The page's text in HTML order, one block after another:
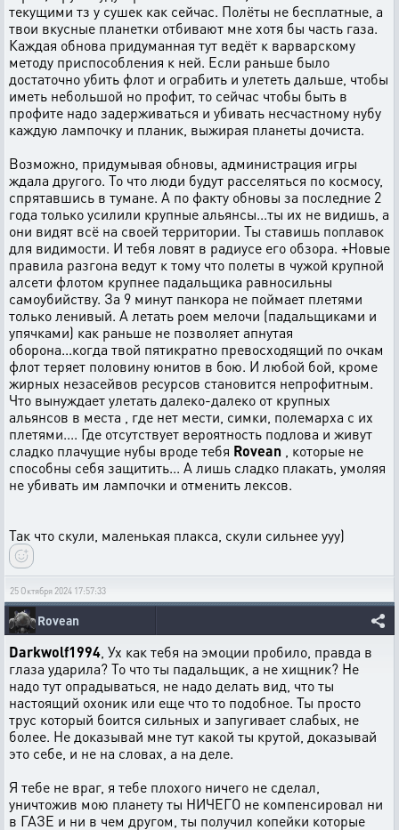
текущими тз у сушек как сейчас. Полёты не бесплатные, а
твои вкусные планетки отбивают мне хотя бы часть газа.
Каждая обнова придуманная тут ведёт к варварскому
методу приспособления к ней. Если раньше было
достаточно убить флот и ограбить и улететь дальше, чтобы
иметь небольшой но профит, то сейчас чтобы быть в
профите надо задерживаться и убивать несчастному нубу
каждую лампочку и планик, выжирая планеты дочиста.
Возможно, придумывая обновы, администрация игры
ждала другого. То что люди будут расселяться по космосу,
спрятавшись в тумане. А по факту обновы за последние 2
года только усилили крупные альянсы...ты их не видишь, а
они видят всё на своей территории. Ты ставишь поплавок
для видимости. И тебя ловят в радиусе его обзора. +Новые
правила разгона ведут к тому что полеты в чужой крупной
алсети флотом крупнее падальщика равносильны
самоубийству. За 9 минут панкора не поймает плетями
только ленивый. А летать роем мелочи (падальщиками и
упячками) как раньше не позволяет апнутая
оборона...когда твой пятикратно превосходящий по очкам
флот теряет половину юнитов в бою. И любой бой, кроме
жирных незасейвов ресурсов становится непрофитным.
Что вынуждает улетать далеко-далеко от крупных
альянсов в места , где нет мести, симки, полемарха с их
плетями.... Где отсутствует вероятность подлова и живут
сладко плачущие нубы вроде тебя Rovean
, которые не
способны себя защитить... А лишь сладко плакать, умоляя
не убивать им лампочки и отменить лексов.
Так что скули, маленькая плакса, скули сильнее ууу)
25 Октября 2024 17:57:33
Rovean
Darkwolf1994 , Ух как тебя на эмоции пробило, правда в
глаза ударила? То что ты падальщик, а не хищник? Не
надо тут опрадываться, не надо делать вид, что ты
настоящий охоник или еще что то подобное. Ты просто
трус который боится сильных и запугивает слабых, не
более. Не доказывай мне тут какой ты крутой, доказывай
это себе, и не на словах, а на деле.
Я тебе не враг, я тебе плохого ничего не сделал,
уничтожив мою планету ты НИЧЕГО не компенсировал ни
в ГАЗЕ и ни в чем другом, ты получил копейки которые